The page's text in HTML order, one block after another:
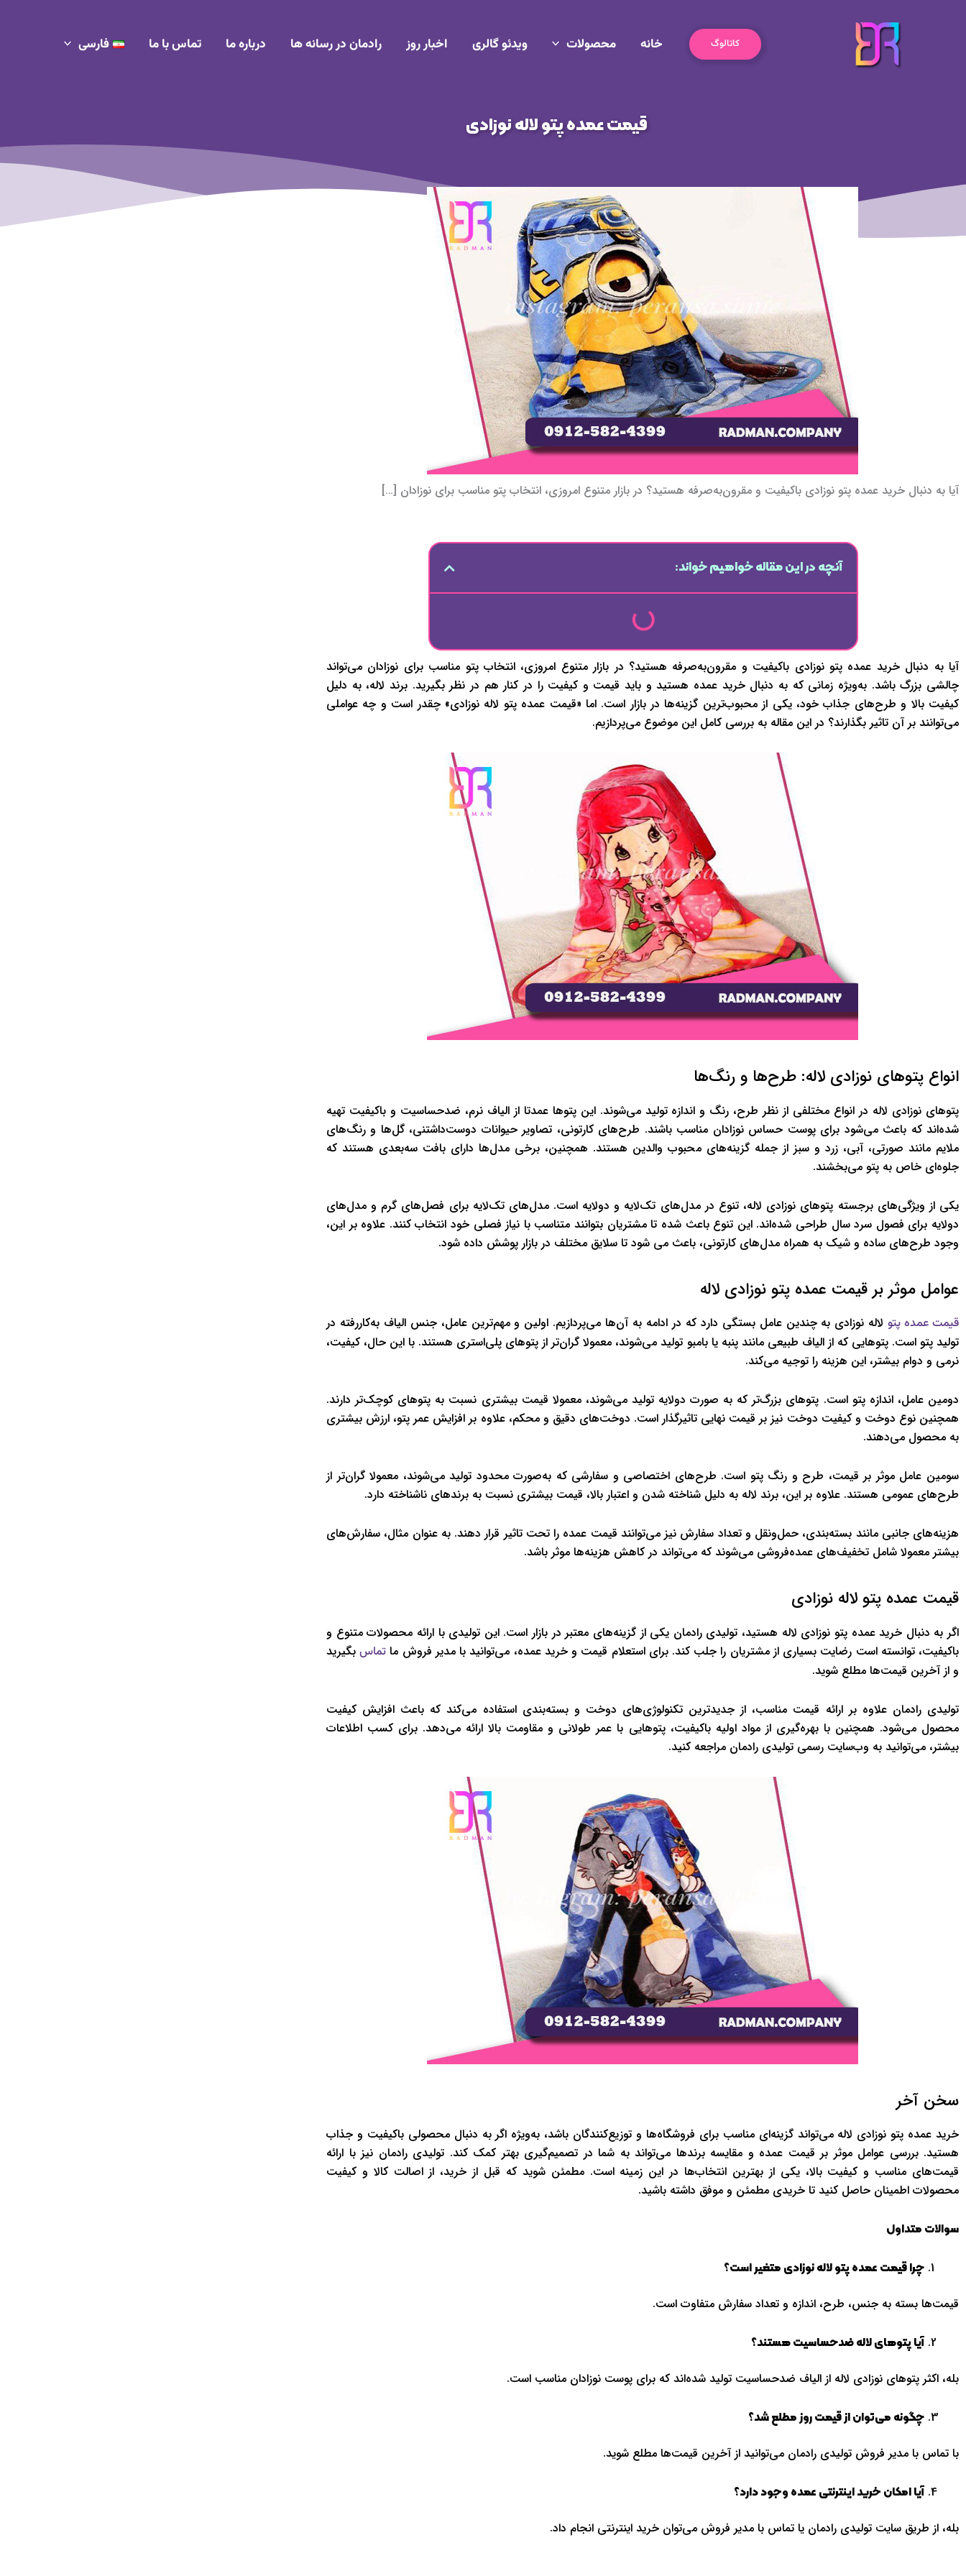
کاتالوگ خانه محصولات ویدئو گالری اخبار روز رادمان در رسانه ها درباره ما تماس با ما فارسی
قیمت عمده پتو لاله نوزادی
آیا به دنبال خرید عمده پتو نوزادی باکیفیت و مقرون‌به‌صرفه هستید؟ در بازار متنوع امروزی، انتخاب پتو مناسب برای نوزادان […]
آنچه در این مقاله خواهیم خواند:
آیا به دنبال خرید عمده پتو نوزادی باکیفیت و مقرون‌به‌صرفه هستید؟ در بازار متنوع امروزی، انتخاب پتو مناسب برای نوزادان می‌تواند
چالشی بزرگ باشد. به‌ویژه زمانی که به دنبال خرید عمده هستید و باید قیمت و کیفیت را در کنار هم در نظر بگیرید. برند لاله، به دلیل
کیفیت بالا و طرح‌های جذاب خود، یکی از محبوب‌ترین گزینه‌ها در بازار است. اما «قیمت عمده پتو لاله نوزادی» چقدر است و چه عواملی
می‌توانند بر آن تاثیر بگذارند؟ در این مقاله به بررسی کامل این موضوع می‌پردازیم.
انواع پتوهای نوزادی لاله: طرح‌ها و رنگ‌ها
پتوهای نوزادی لاله در انواع مختلفی از نظر طرح، رنگ و اندازه تولید می‌شوند. این پتوها عمدتا از الیاف نرم، ضدحساسیت و باکیفیت تهیه
شده‌اند که باعث می‌شود برای پوست حساس نوزادان مناسب باشند. طرح‌های کارتونی، تصاویر حیوانات دوست‌داشتنی، گل‌ها و رنگ‌های
ملایم مانند صورتی، آبی، زرد و سبز از جمله گزینه‌های محبوب والدین هستند. همچنین، برخی مدل‌ها دارای بافت سه‌بعدی هستند که
جلوه‌ای خاص به پتو می‌بخشند.
یکی از ویژگی‌های برجسته پتوهای نوزادی لاله، تنوع در مدل‌های تک‌لایه و دولایه است. مدل‌های تک‌لایه برای فصل‌های گرم و مدل‌های
دولایه برای فصول سرد سال طراحی شده‌اند. این تنوع باعث شده تا مشتریان بتوانند متناسب با نیاز فصلی خود انتخاب کنند. علاوه بر این،
وجود طرح‌های ساده و شیک به همراه مدل‌های کارتونی، باعث می شود تا سلایق مختلف در بازار پوشش داده شود.
عوامل موثر بر قیمت عمده پتو نوزادی لاله
قیمت عمده پتولاله نوزادی به چندین عامل بستگی دارد که در ادامه به آن‌ها می‌پردازیم. اولین و مهم‌ترین عامل، جنس الیاف به‌کاررفته در
تولید پتو است. پتوهایی که از الیاف طبیعی مانند پنبه یا بامبو تولید می‌شوند، معمولا گران‌تر از پتوهای پلی‌استری هستند. با این حال، کیفیت،
نرمی و دوام بیشتر، این هزینه را توجیه می‌کند.
دومین عامل، اندازه پتو است. پتوهای بزرگ‌تر که به صورت دولایه تولید می‌شوند، معمولا قیمت بیشتری نسبت به پتوهای کوچک‌تر دارند.
همچنین نوع دوخت و کیفیت دوخت نیز بر قیمت نهایی تاثیرگذار است. دوخت‌های دقیق و محکم، علاوه بر افزایش عمر پتو، ارزش بیشتری
به محصول می‌دهند.
سومین عامل موثر بر قیمت، طرح و رنگ پتو است. طرح‌های اختصاصی و سفارشی که به‌صورت محدود تولید می‌شوند، معمولا گران‌تر از
طرح‌های عمومی هستند. علاوه بر این، برند لاله به دلیل شناخته شدن و اعتبار بالا، قیمت بیشتری نسبت به برندهای ناشناخته دارد.
هزینه‌های جانبی مانند بسته‌بندی، حمل‌ونقل و تعداد سفارش نیز می‌توانند قیمت عمده را تحت تاثیر قرار دهند. به عنوان مثال، سفارش‌های
بیشتر معمولا شامل تخفیف‌های عمده‌فروشی می‌شوند که می‌تواند در کاهش هزینه‌ها موثر باشد.
قیمت عمده پتو لاله نوزادی
اگر به دنبال خرید عمده پتو نوزادی لاله هستید، تولیدی رادمان یکی از گزینه‌های معتبر در بازار است. این تولیدی با ارائه محصولات متنوع و
باکیفیت، توانسته است رضایت بسیاری از مشتریان را جلب کند. برای استعلام قیمت و خرید عمده، می‌توانید با مدیر فروش ما تماسبگیرید
و از آخرین قیمت‌ها مطلع شوید.
تولیدی رادمان علاوه بر ارائه قیمت مناسب، از جدیدترین تکنولوژی‌های دوخت و بسته‌بندی استفاده می‌کند که باعث افزایش کیفیت
محصول می‌شود. همچنین با بهره‌گیری از مواد اولیه باکیفیت، پتوهایی با عمر طولانی و مقاومت بالا ارائه می‌دهد. برای کسب اطلاعات
بیشتر، می‌توانید به وب‌سایت رسمی تولیدی رادمان مراجعه کنید.
سخن آخر
خرید عمده پتو نوزادی لاله می‌تواند گزینه‌ای مناسب برای فروشگاه‌ها و توزیع‌کنندگان باشد، به‌ویژه اگر به دنبال محصولی باکیفیت و جذاب
هستید. بررسی عوامل موثر بر قیمت عمده و مقایسه برندها می‌تواند به شما در تصمیم‌گیری بهتر کمک کند. تولیدی رادمان نیز با ارائه
قیمت‌های مناسب و کیفیت بالا، یکی از بهترین انتخاب‌ها در این زمینه است. مطمئن شوید که قبل از خرید، از اصالت کالا و کیفیت
محصولات اطمینان حاصل کنید تا خریدی مطمئن و موفق داشته باشید.
سوالات متداول
چرا قیمت عمده پتو لاله نوزادی متغیر است؟
قیمت‌ها بسته به جنس، طرح، اندازه و تعداد سفارش متفاوت است.
آیا پتوهای لاله ضدحساسیت هستند؟
بله، اکثر پتوهای نوزادی لاله از الیاف ضدحساسیت تولید شده‌اند که برای پوست نوزادان مناسب است.
چگونه می‌توان از قیمت روز مطلع شد؟
با تماس با مدیر فروش تولیدی رادمان می‌توانید از آخرین قیمت‌ها مطلع شوید.
آیا امکان خرید اینترنتی عمده وجود دارد؟
بله، از طریق سایت تولیدی رادمان یا تماس با مدیر فروش می‌توان خرید اینترنتی انجام داد.